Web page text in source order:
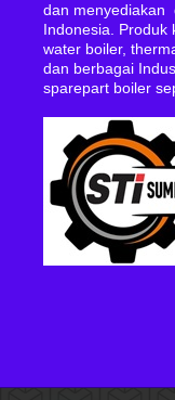
dan menyediakan
Indonesia. Produk
water boiler,
dan berbagai
sparepart boiler